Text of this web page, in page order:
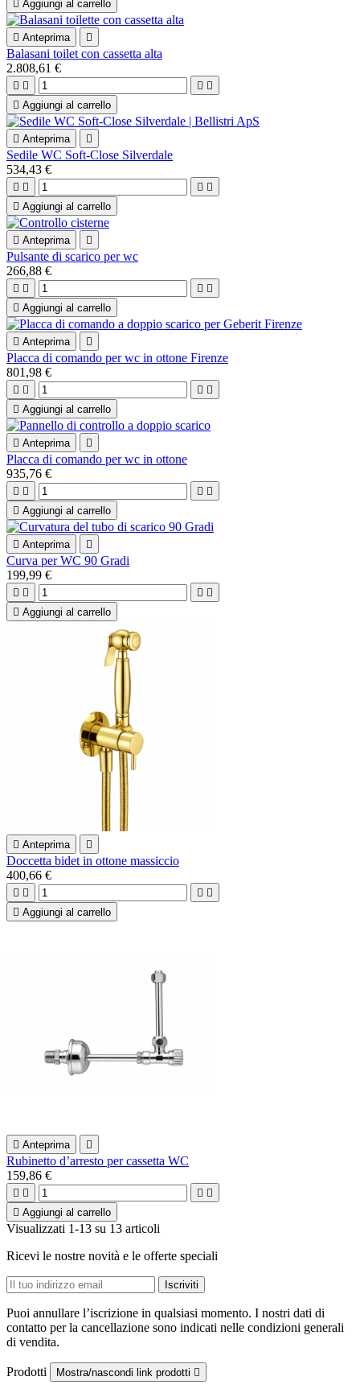
Aggiungi al carrello
 Anteprima 
Balasani toilet con cassetta alta
2.808,61 €
   
 Aggiungi al carrello
 Anteprima 
Sedile WC Soft-Close Silverdale
534,43 €
   
 Aggiungi al carrello
 Anteprima 
Pulsante di scarico per wc
266,88 €
   
 Aggiungi al carrello
 Anteprima 
Placca di comando per wc in ottone Firenze
801,98 €
   
 Aggiungi al carrello
 Anteprima 
Placca di comando per wc in ottone
935,76 €
   
 Aggiungi al carrello
 Anteprima 
Curva per WC 90 Gradi
199,99 €
   
 Aggiungi al carrello
 Anteprima 
Doccetta bidet in ottone massiccio
400,66 €
   
 Aggiungi al carrello
 Anteprima 
Rubinetto d’arresto per cassetta WC
159,86 €
   
 Aggiungi al carrello
Visualizzati 1-13 su 13 articoli
Ricevi le nostre novità e le offerte speciali
Puoi annullare l’iscrizione in qualsiasi momento. I nostri dati di
contatto per la cancellazione sono indicati nelle condizioni generali
di vendita.
Prodotti Mostra/nascondi link prodotti 